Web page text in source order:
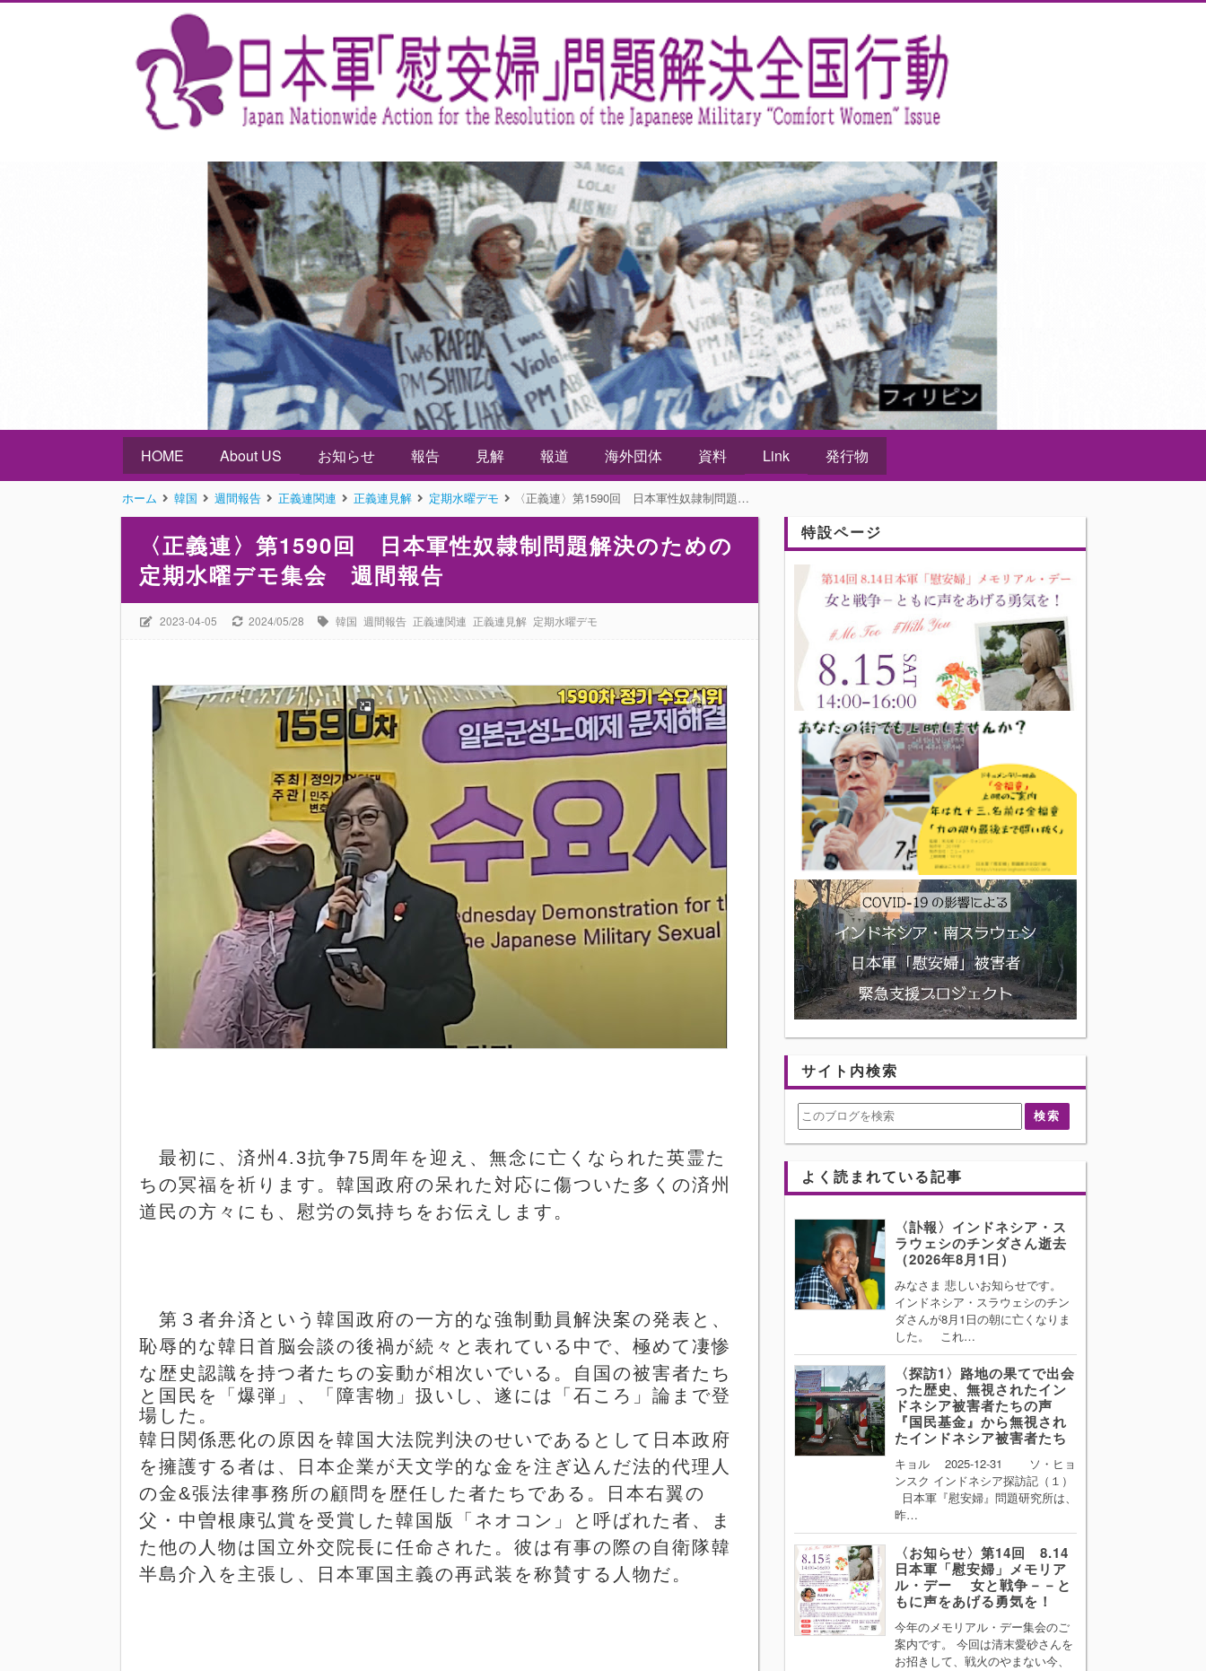
HOME About US お知らせ 報告 見解 報道 海外団体 資料 Link 発行物
ホーム 韓国 週間報告 正義連関連 正義連見解 定期水曜デモ 〈正義連〉第1590回 日本軍性奴隷制問題解決のための定期水曜デモ集会 週間報告
〈正義連〉第1590回 日本軍性奴隷制問題解決のための
定期水曜デモ集会 週間報告
2023-04-05 2024/05/28 韓国 週間報告 正義連関連 正義連見解 定期水曜デモ
最初に、済州4.3抗争75周年を迎え、無念に亡くなられた英霊た
ちの冥福を祈ります。韓国政府の呆れた対応に傷ついた多くの済州
道民の方々にも、慰労の気持ちをお伝えします。
第３者弁済という韓国政府の一方的な強制動員解決案の発表と、
恥辱的な韓日首脳会談の後禍が続々と表れている中で、極めて凄惨
な歴史認識を持つ者たちの妄動が相次いでいる。 自国の被害者たち
と国民を「爆弾」、「障害物」扱いし、遂には「石ころ」論まで登
場した。
韓日関係悪化の原因を韓国大法院判決のせいであるとして日本政府
を擁護する者は、日本企業が天文学的な金を注ぎ込んだ法的代理人
の金&張法律事務所の顧問を歴任した者たちである。日本右翼の
父・中曽根康弘賞を受賞した韓国版「ネオコン」と呼ばれた者、ま
た他の人物は国立外交院長に任命された。彼は有事の際の自衛隊韓
半島介入を主張し、日本軍国主義の再武装を称賛する人物だ。
特設ページ
サイト内検索
よく読まれている記事
〈訃報〉インドネシア・ス
ラウェシのチンダさん逝去
（2026年8月1日）
みなさま 悲しいお知らせです。
インドネシア・スラウェシのチン
ダさんが8月1日の朝に亡くなりま
した。 これ…
〈探訪1〉路地の果てで出会
った歴史、無視されたイン
ドネシア被害者たちの声
『国民基金』から無視され
たインドネシア被害者たち
キョル 2025-12-31 ソ・ヒョ
ンスク インドネシア探訪記（１）
日本軍『慰安婦』問題研究所は、
昨…
〈お知らせ〉第14回 8.14
日本軍「慰安婦」メモリア
ル・デー 女と戦争－－と
もに声をあげる勇気を！
今年のメモリアル・デー集会のご
案内です。 今回は清末愛砂さんを
お招きして、戦火のやまない今、